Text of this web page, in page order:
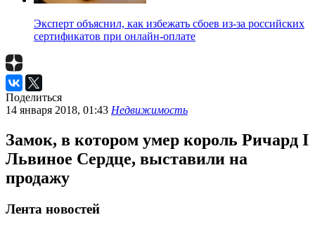
Эксперт объяснил, как избежать сбоев из-за российских
сертификатов при онлайн-оплате
Поделиться
14 января 2018, 01:43 Недвижимость
Замок, в котором умер король Ричард I
Львиное Сердце, выставили на
продажу
Лента новостей